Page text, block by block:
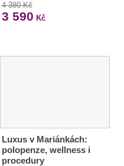
4 380 Kč
3 590 Kč
Luxus v Mariánkách:
polopenze, wellness i
procedury